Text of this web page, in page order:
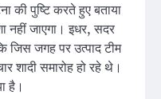
की पुष्टि करते हुए बताया
नहीं जाएगा। इधर, सदर
जिस जगह पर उत्पाद टीम
समारोह हो रहे थे।
है।